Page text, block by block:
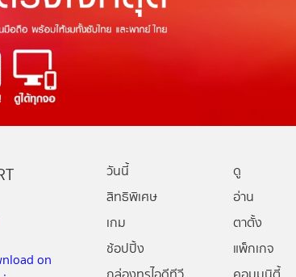
วันนี้
ดู
สิทธิพิเศษ
อ่าน
เกม
ตาตั้ง
ช้อปปิ้ง
แพ็กเกจ